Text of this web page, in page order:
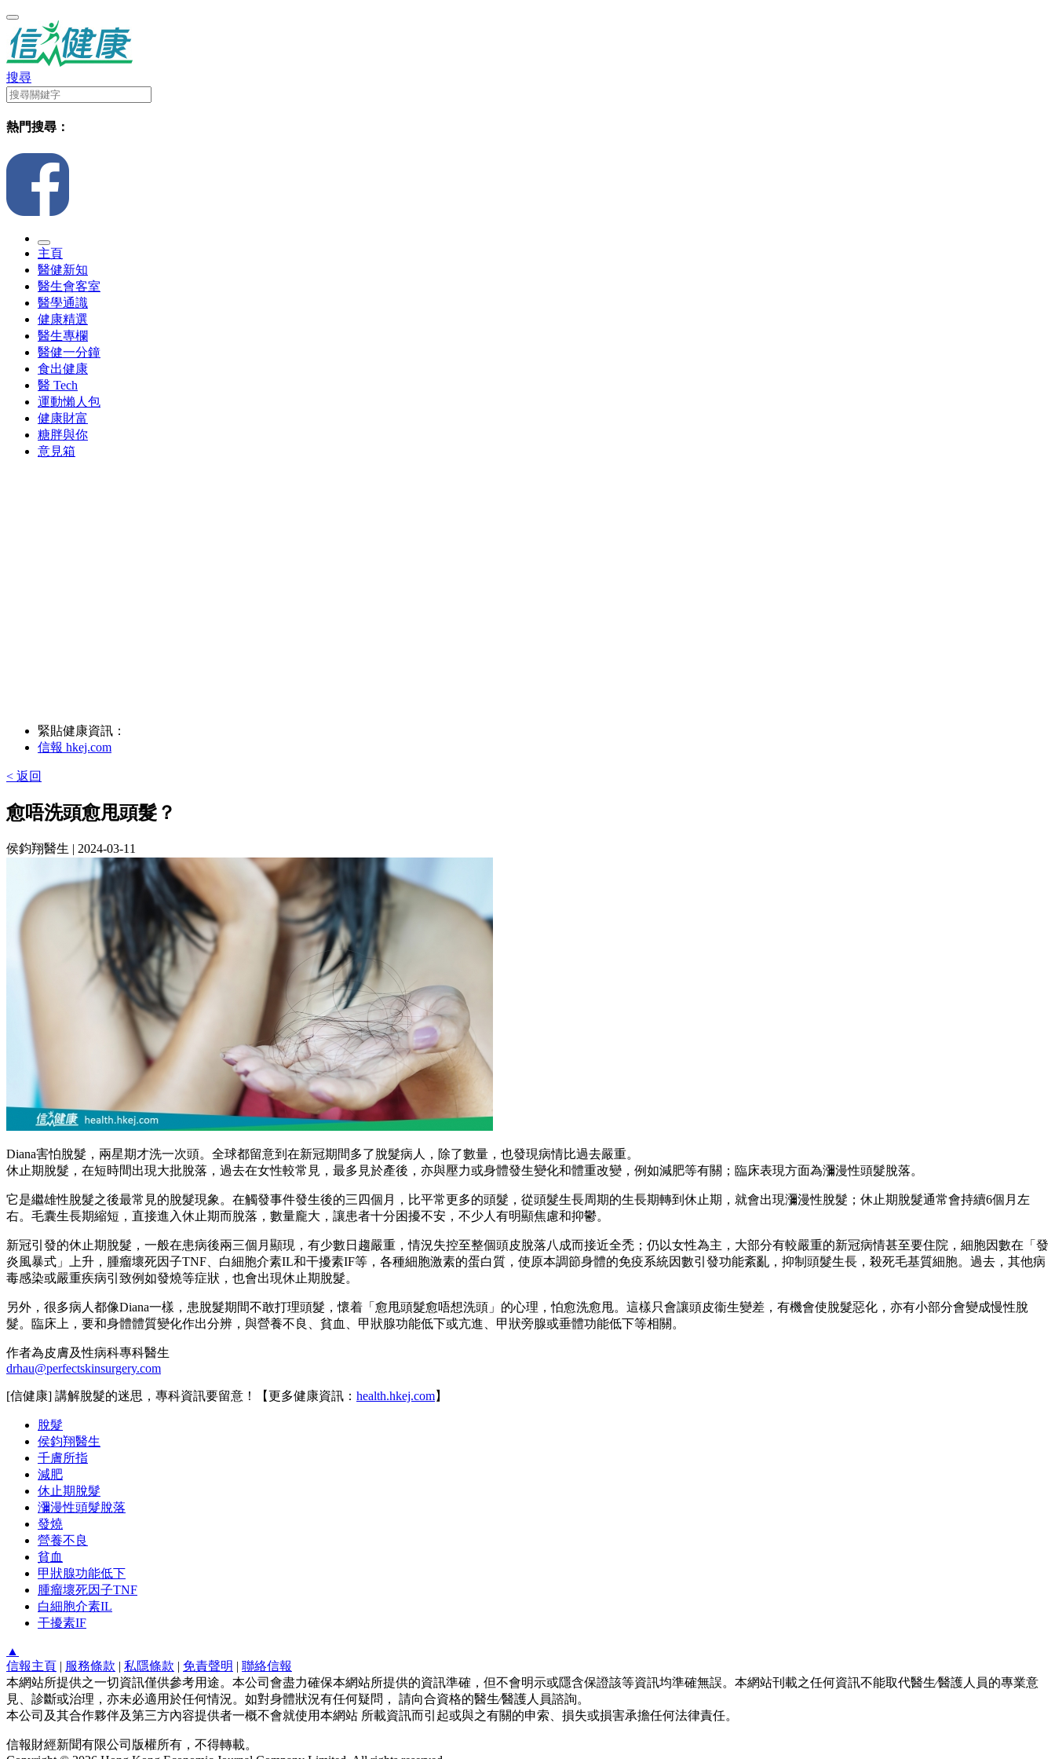
搜尋
熱門搜尋：
主頁
醫健新知
醫生會客室
醫學通識
健康精選
醫生專欄
醫健一分鐘
食出健康
醫 Tech
運動懶人包
健康財富
糖胖與你
意見箱
緊貼健康資訊：
信報 hkej.com
< 返回
愈唔洗頭愈甩頭髮？
侯鈞翔醫生 | 2024-03-11
Diana害怕脫髮，兩星期才洗一次頭。全球都留意到在新冠期間多了脫髮病人，除了數量，也發現病情比過去嚴重。
休止期脫髮，在短時間出現大批脫落，過去在女性較常見，最多見於產後，亦與壓力或身體發生變化和體重改變，例如減肥等有關；臨床表現方面為瀰漫性頭髮脫落。
它是繼雄性脫髮之後最常見的脫髮現象。在觸發事件發生後的三四個月，比平常更多的頭髮，從頭髮生長周期的生長期轉到休止期，就會出現瀰漫性脫髮；休止期脫髮通常會持續6個月左
右。毛囊生長期縮短，直接進入休止期而脫落，數量龐大，讓患者十分困擾不安，不少人有明顯焦慮和抑鬱。
新冠引發的休止期脫髮，一般在患病後兩三個月顯現，有少數日趨嚴重，情況失控至整個頭皮脫落八成而接近全禿；仍以女性為主，大部分有較嚴重的新冠病情甚至要住院，細胞因數在「發
炎風暴式」上升，腫瘤壞死因子TNF、白細胞介素IL和干擾素IF等，各種細胞激素的蛋白質，使原本調節身體的免疫系統因數引發功能紊亂，抑制頭髮生長，殺死毛基質細胞。過去，其他病
毒感染或嚴重疾病引致例如發燒等症狀，也會出現休止期脫髮。
另外，很多病人都像Diana一樣，患脫髮期間不敢打理頭髮，懷着「愈甩頭髮愈唔想洗頭」的心理，怕愈洗愈甩。這樣只會讓頭皮衞生變差，有機會使脫髮惡化，亦有小部分會變成慢性脫
髮。臨床上，要和身體體質變化作出分辨，與營養不良、貧血、甲狀腺功能低下或亢進、甲狀旁腺或垂體功能低下等相關。
作者為皮膚及性病科專科醫生
drhau@perfectskinsurgery.com
[信健康] 講解脫髮的迷思，專科資訊要留意！【更多健康資訊： health.hkej.com】
脫髮
侯鈞翔醫生
千膚所指
減肥
休止期脫髮
瀰漫性頭髮脫落
發燒
營養不良
貧血
甲狀腺功能低下
腫瘤壞死因子TNF
白細胞介素IL
干擾素IF
▲
信報主頁 | 服務條款 | 私隱條款 | 免責聲明 | 聯絡信報
本網站所提供之一切資訊僅供參考用途。本公司會盡力確保本網站所提供的資訊準確，但不會明示或隱含保證該等資訊均準確無誤。本網站刊載之任何資訊不能取代醫生∕醫護人員的專業意
見、診斷或治理，亦未必適用於任何情況。如對身體狀況有任何疑問， 請向合資格的醫生∕醫護人員諮詢。
本公司及其合作夥伴及第三方內容提供者一概不會就使用本網站 所載資訊而引起或與之有關的申索、損失或損害承擔任何法律責任。
信報財經新聞有限公司版權所有，不得轉載。